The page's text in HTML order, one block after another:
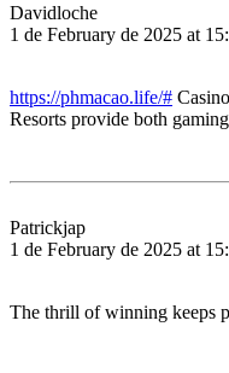
Davidloche
1 de February de 2025 at
https://phmacao.life/#
Resorts provide both
Patrickjap
1 de February de 2025 at
The thrill of winning keeps